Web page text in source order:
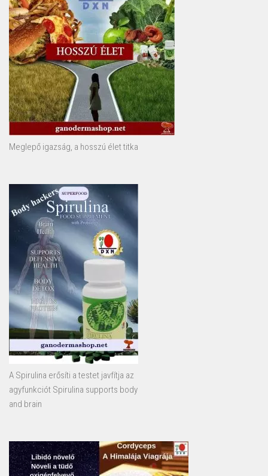
Meglepő igazság, a hosszú élet titka
A Spirulina erősíti a testet javfítja az
agyfunkciót Spirulina supports body
and brain